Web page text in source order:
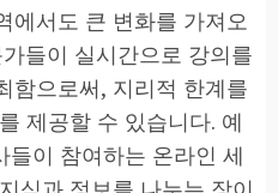
에서도 큰 변화를 가져오
들이 실시간으로 강의를
함으로써, 지리적 한계를
제공할 수 있습니다. 예
이 참여하는 온라인 세